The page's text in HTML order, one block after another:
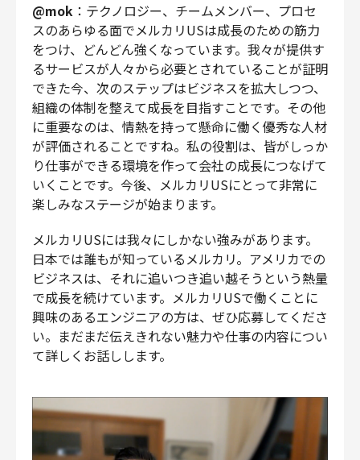
@mok ：テクノロジー、チームメンバー、プロセ
スのあらゆる面でメルカリUSは成長のための筋力
をつけ、どんどん強くなっています。我々が提供す
るサービスが人々から必要とされていることが証明
できた今、次のステップはビジネスを拡大しつつ、
組織の体制を整えて成長を目指すことです。その他
に重要なのは、情熱を持って懸命に働く優秀な人材
が評価されることですね。私の役割は、皆がしっか
り仕事ができる環境を作って会社の成長につなげて
いくことです。今後、メルカリUSにとって非常に
楽しみなステージが始まります。
メルカリUSには我々にしかない強みがあります。
日本では誰もが知っているメルカリ。アメリカでの
ビジネスは、それに追いつき追い越そうという熱量
で成長を続けています。メルカリUSで働くことに
興味のあるエンジニアの方は、ぜひ応募してくださ
い。まだまだ伝えきれない魅力や仕事の内容につい
て詳しくお話しします。